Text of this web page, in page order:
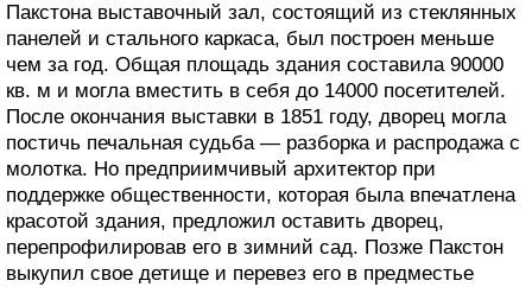
Пакстона выставочный зал, состоящий из стеклянных
панелей и стального каркаса, был построен меньше
чем за год. Общая площадь здания составила 90000
кв. м и могла вместить в себя до 14000 посетителей.
После окончания выставки в 1851 году, дворец могла
постичь печальная судьба — разборка и распродажа с
молотка. Но предприимчивый архитектор при
поддержке общественности, которая была впечатлена
красотой здания, предложил оставить дворец,
перепрофилировав его в зимний сад. Позже Пакстон
выкупил свое детище и перевез его в предместье